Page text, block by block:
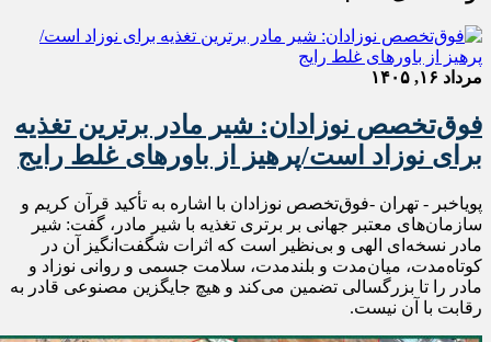
مرداد ۱۶, ۱۴۰۵
فوق‌تخصص نوزادان: شیر مادر برترین تغذیه
برای نوزاد است/پرهیز از باورهای غلط رایج
پویاخبر - تهران -فوق‌تخصص نوزادان با اشاره به تأکید قرآن کریم و
سازمان‌های معتبر جهانی بر برتری تغذیه با شیر مادر، گفت: شیر
مادر نسخه‌ای الهی و بی‌نظیر است که اثرات شگفت‌انگیز آن در
کوتاه‌مدت، میان‌مدت و بلندمدت، سلامت جسمی و روانی نوزاد و
مادر را تا بزرگسالی تضمین می‌کند و هیچ جایگزین مصنوعی قادر به
رقابت با آن نیست.